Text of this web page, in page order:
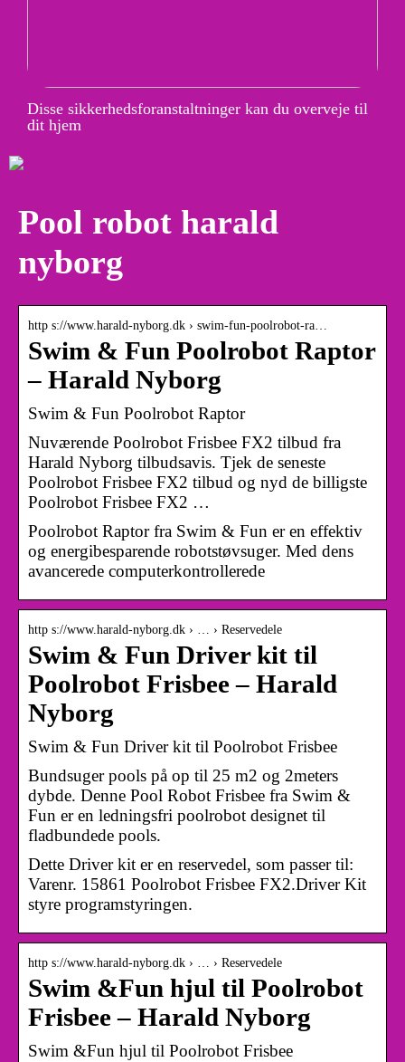
Disse sikkerhedsforanstaltninger kan du overveje til
dit hjem
Pool robot harald
nyborg
http s://www.harald-nyborg.dk › swim-fun-poolrobot-ra…
Swim & Fun Poolrobot Raptor
– Harald Nyborg
Swim & Fun Poolrobot Raptor
Nuværende Poolrobot Frisbee FX2 tilbud fra
Harald Nyborg tilbudsavis. Tjek de seneste
Poolrobot Frisbee FX2 tilbud og nyd de billigste
Poolrobot Frisbee FX2 …
Poolrobot Raptor fra Swim & Fun er en effektiv
og energibesparende robotstøvsuger. Med dens
avancerede computerkontrollerede
http s://www.harald-nyborg.dk › … › Reservedele
Swim & Fun Driver kit til
Poolrobot Frisbee – Harald
Nyborg
Swim & Fun Driver kit til Poolrobot Frisbee
Bundsuger pools på op til 25 m2 og 2meters
dybde. Denne Pool Robot Frisbee fra Swim &
Fun er en ledningsfri poolrobot designet til
fladbundede pools.
Dette Driver kit er en reservedel, som passer til:
Varenr. 15861 Poolrobot Frisbee FX2.Driver Kit
styre programstyringen.
http s://www.harald-nyborg.dk › … › Reservedele
Swim &Fun hjul til Poolrobot
Frisbee – Harald Nyborg
Swim &Fun hjul til Poolrobot Frisbee